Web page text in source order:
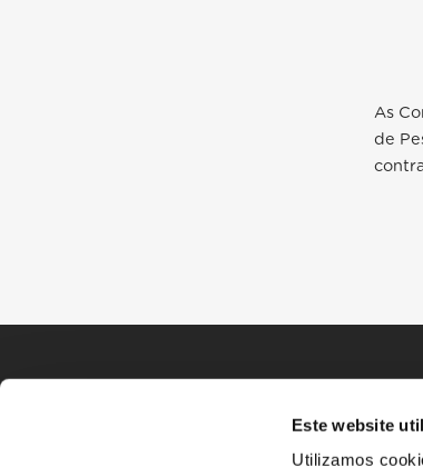
Este website
Utilizamos
As
de